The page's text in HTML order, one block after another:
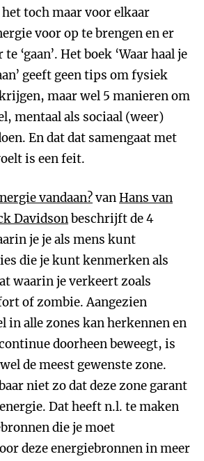
toch maar voor elkaar
voor op te brengen en er
‘gaan’. Het boek ‘Waar haal je
geeft geen tips om fysiek
maar wel 5 manieren om
mentaal als sociaal (weer)
En dat dat samengaat met
is een feit.
vandaan?vanHans van
Davidsonbeschrijft de 4
je je als mens kunt
die je kunt kenmerken als
waarin je verkeert zoals
of zombie. Aangezien
in alle zones kan herkennen en
doorheen beweegt, is
de meest gewenste zone.
niet zo dat deze zone garant
Dat heeft n.l. te maken
die je moet
deze energiebronnen in meer